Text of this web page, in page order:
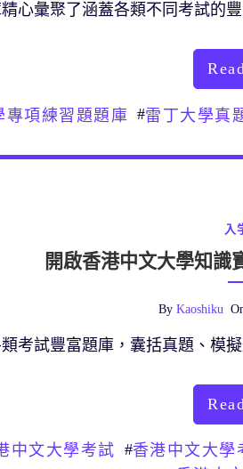
心彙聚了涵蓋各類不同考試的
專項練習題題庫 #雷丁大學真
入
開啟香港中文大學知識
By Kaoshiku
考試豐富題庫，囊括真題、模
中文大學考試 #香港中文大學